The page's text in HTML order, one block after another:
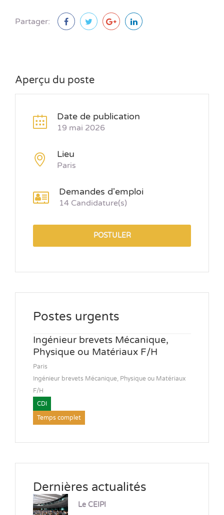
Partager:
Aperçu du poste
Date de publication
19 mai 2026
Lieu
Paris
Demandes d'emploi
14 Candidature(s)
POSTULER
Postes urgents
Ingénieur brevets Mécanique,
Physique ou Matériaux F/H
Paris
Ingénieur brevets Mécanique, Physique ou Matériaux
F/H
CDI
Temps complet
Dernières actualités
Le CEIPI